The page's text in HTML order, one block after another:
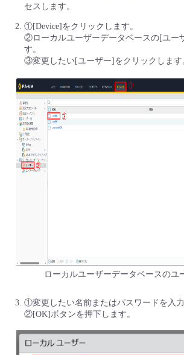
セスします。
①[Device]をクリックします。
②ローカルユーザーデータベースの[ユー
す。
③変更したい[ユーザー]をクリックします
ローカルユーザーデータベースのユ
①変更したい名前またはパスワードを入力
②[OK]ボタンを押下します。